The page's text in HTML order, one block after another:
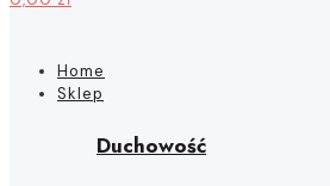
Home
Sklep
Duchowość